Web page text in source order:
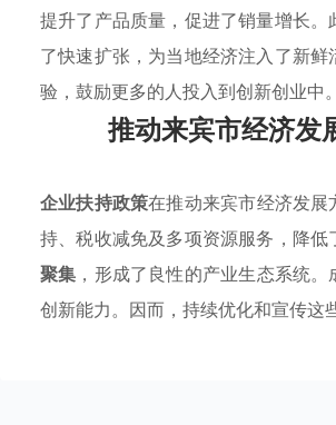
提升了产品质量，促进了销量增长。
了快速扩张，为当地经济注入了新
验，鼓励更多的人投入到创新创业中。
推动来宾市经济发
企业扶持政策在推动来宾市经济发
持、税收减免及多项资源服务，降
聚集 ，形成了良性的产业生态系统
创新能力。因而，持续优化和宣传这